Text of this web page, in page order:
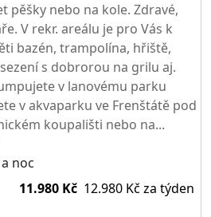
pěšky nebo na kole. Zdravé,
V rekr. areálu je pro Vás k
bazén, trampolína, hřiště,
s dobrorou na grilu aj.
v lanovému parku
v akvaparku ve Frenštátě pod
koupališti nebo na...
noc
11.980 Kč 12.980 Kč za týden